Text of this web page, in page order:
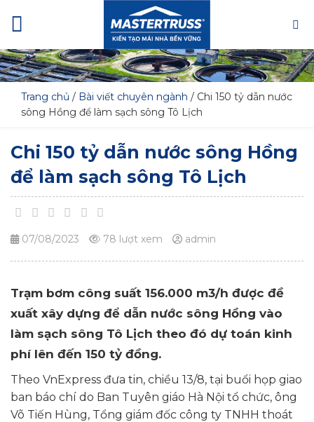
Trang chủ / Bài viết chuyên ngành / Chi 150 tỷ dẫn nước
sông Hồng để làm sạch sông Tô Lịch
Chi 150 tỷ dẫn nước sông Hồng
để làm sạch sông Tô Lịch
07/08/2023 78 lượt xem admin
Trạm bơm công suất 156.000 m3/h được đề
xuất xây dựng để dẫn nước sông Hồng vào
làm sạch sông Tô Lịch theo đó dự toán kinh
phí lên đến 150 tỷ đồng.
Theo VnExpress đưa tin, chiều 13/8, tại buổi họp giao
ban báo chí do Ban Tuyên giáo Hà Nội tổ chức, ông
Võ Tiến Hùng, Tổng giám đốc công ty TNHH thoát